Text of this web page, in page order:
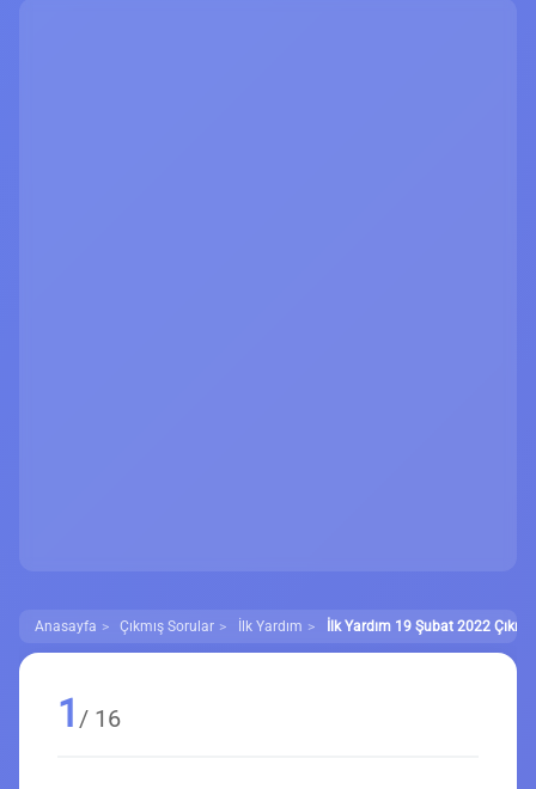
Anasayfa Çıkmış Sorular İlk Yardım İlk Yardım 19 Şubat 2022
1 / 16